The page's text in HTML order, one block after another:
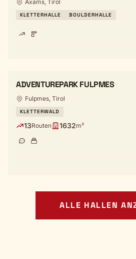
Axams, Tirol
KLETTERHALLE BOULDERHALLE
ADVENTUREPARK FULPMES
Fulpmes, Tirol
KLETTERWALD
13Routen 1632m²
ALLE HALLEN